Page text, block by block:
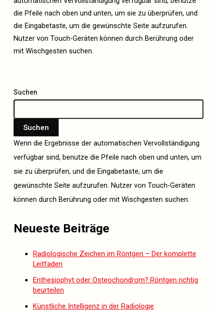
die Pfeile nach oben und unten, um sie zu überprüfen, und
die Eingabetaste, um die gewünschte Seite aufzurufen.
Nutzer von Touch-Geräten können durch Berührung oder
mit Wischgesten suchen.
Suchen
Suchen
Wenn die Ergebnisse der automatischen Vervollständigung
verfügbar sind, benutze die Pfeile nach oben und unten, um
sie zu überprüfen, und die Eingabetaste, um die
gewünschte Seite aufzurufen. Nutzer von Touch-Geräten
können durch Berührung oder mit Wischgesten suchen.
Neueste Beiträge
Radiologische Zeichen im Röntgen – Der komplette
Leitfaden
Enthesiophyt oder Osteochondrom? Röntgen richtig
beurteilen
Künstliche Intelligenz in der Radiologie